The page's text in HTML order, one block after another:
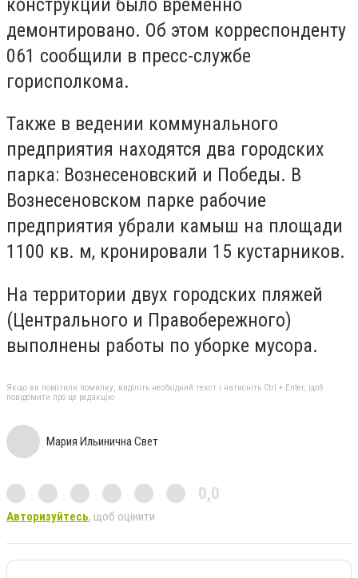
демонтировано. Об этом корреспонденту
061 сообщили в пресс-службе
горисполкома.
Также в ведении коммунального
предприятия находятся два городских
парка: Вознесеновский и Победы. В
Вознесеновском парке рабочие
предприятия убрали камыш на площади
1100 кв. м, кронировали 15 кустарников.
На территории двух городских пляжей
(Центрального и Правобережного)
выполнены работы по уборке мусора.
Якщо ви помітили помилку, виділіть необхідний текст і натисніть Ctrl + Enter, щоб
повідомити про це редакцію
Мария Ильинична Свет
0,0
Авторизуйтесь, щоб оцінити